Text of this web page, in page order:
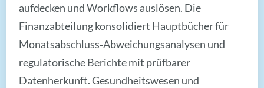
aufdecken und Workflows auslösen. Die
Finanzabteilung konsolidiert Hauptbücher für
Monatsabschluss‑Abweichungsanalysen und
regulatorische Berichte mit prüfbarer
Datenherkunft. Gesundheitswesen und